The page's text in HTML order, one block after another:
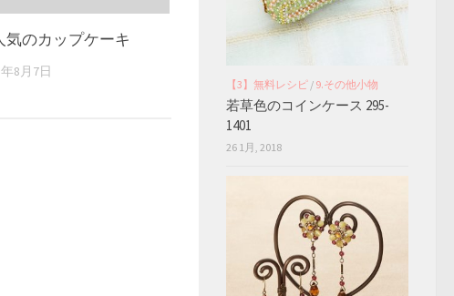
気のカップケーキ
8月7日
【3】無料レシピ / 9.その他小物
若草色のコインケース 295-
1401
26 1月, 2018